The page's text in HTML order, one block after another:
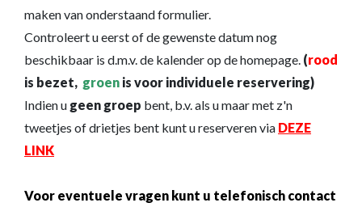
maken van onderstaand formulier.
Controleert u eerst of de gewenste datum nog
beschikbaar is d.m.v. de kalender op de homepage. (rood
is bezet, groen is voor individuele reservering)
Indien u geen groep bent, b.v. als u maar met z'n
tweetjes of drietjes bent kunt u reserveren via DEZE
LINK
Voor eventuele vragen kunt u telefonisch contact